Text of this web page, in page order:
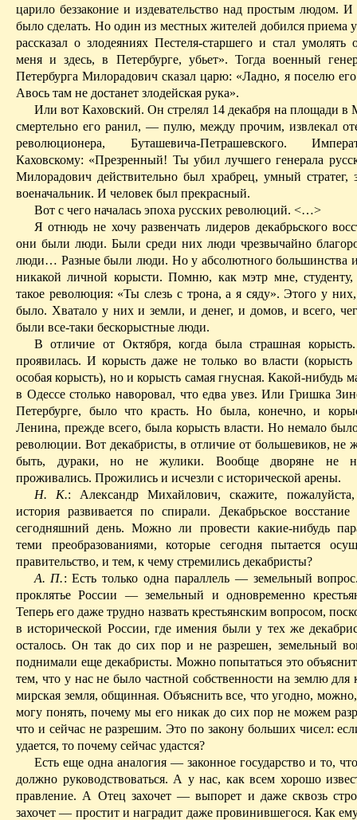
царило беззаконие и издевательство над простым людом. И
было сделать. Но один из местных жителей добился приема
рассказал о злодеяниях Пестеля-старшего и стал умолять
меня и здесь, в Петербурге, убьет». Тогда военный
Петербурга Милорадович сказал царю: «Ладно, я поселю
Авось там не достанет злодейская рука».
Или вот Каховский. Он стрелял 14 декабря на площади в
смертельно его ранил, — пулю, между прочим, извлекал
революционера, Буташевича-Петрашевского.
Каховскому: «Презренный! Ты убил лучшего генерала
Милорадович действительно был храбрец, умный стратег,
военачальник. И человек был прекрасный.
Вот с чего началась эпоха русских революций. <…>
Я отнюдь не хочу развенчать лидеров декабрьского
они были люди. Были среди них люди чрезвычайно
люди… Разные были люди. Но у абсолютного большинства
никакой личной корысти. Помню, как мэтр мне, студенту,
такое революция: «Ты слезь с трона, а я сяду». Этого у
было. Хватало у них и земли, и денег, и домов, и всего,
были все-таки бескорыстные люди.
В отличие от Октября, когда была страшная
проявилась. И корысть даже не только во власти
особая корысть), но и корысть самая гнусная. Какой-нибудь
в Одессе столько наворовал, что едва увез. Или Гришка
Петербурге, было что красть. Но была, конечно, и
Ленина, прежде всего, была корысть власти. Но немало
революции. Вот декабристы, в отличие от большевиков, не
быть, дураки, но не жулики. Вообще дворяне не
проживались. Прожились и исчезли с исторической арены.
Н. К.: Александр Михайлович, скажите,
история развивается по спирали. Декабрьское
сегодняшний день. Можно ли провести какие-нибудь
теми преобразованиями, которые сегодня пытается
правительство, и тем, к чему стремились декабристы?
А. П.: Есть только одна параллель — земельный
проклятье России — земельный и одновременно
Теперь его даже трудно назвать крестьянским вопросом,
в исторической России, где имения были у тех же
осталось. Он так до сих пор и не разрешен, земельный
поднимали еще декабристы. Можно попытаться это
тем, что у нас не было частной собственности на землю для
мирская земля, общинная. Объяснить все, что угодно,
могу понять, почему мы его никак до сих пор не можем
что и сейчас не разрешим. Это по закону больших чисел:
удается, то почему сейчас удастся?
Есть еще одна аналогия — законное государство и то,
должно руководствоваться. А у нас, как всем хорошо
правление. А Отец захочет — выпорет и даже сквозь
захочет — простит и наградит даже провинившегося. Как